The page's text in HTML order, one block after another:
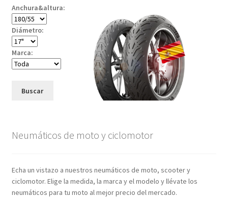
Anchura&altura:
Diámetro:
Marca:
Buscar
Neumáticos de moto y ciclomotor
Echa un vistazo a nuestros neumáticos de moto, scooter y
ciclomotor. Elige la medida, la marca y el modelo y llévate los
neumáticos para tu moto al mejor precio del mercado.